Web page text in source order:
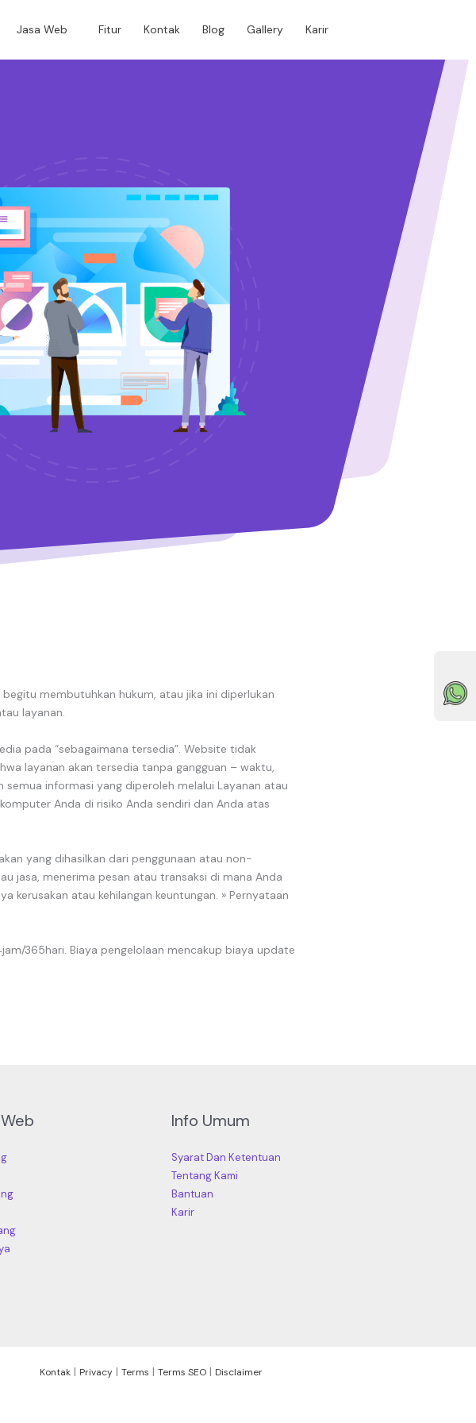
Jasa Web Fitur Kontak Blog Gallery Karir
membutuhkan hukum, atau jika ini diperlukan
layanan.
pada “sebagaimana tersedia”. Website tidak
layanan akan tersedia tanpa gangguan – waktu,
informasi yang diperoleh melalui Layanan atau
Anda di risiko Anda sendiri dan Anda atas
yang dihasilkan dari penggunaan atau non-
jasa, menerima pesan atau transaksi di mana Anda
atau kehilangan keuntungan. » Pernyataan
365hari. Biaya pengelolaan mencakup biaya update
Info Umum
Syarat Dan Ketentuan
Tentang Kami
Bantuan
Karir
Kontak | Privacy | Terms | Terms SEO | Disclaimer